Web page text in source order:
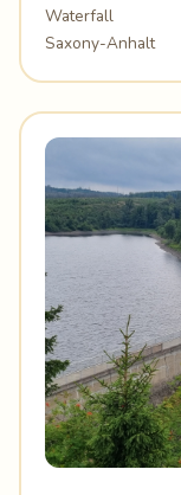
Waterfall
Saxony-Anhalt